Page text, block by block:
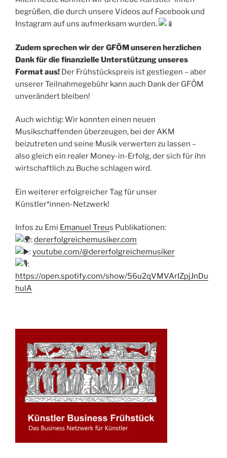
begrüßen, die durch unsere Videos auf Facebook und
Instagram auf uns aufmerksam wurden.
Zudem sprechen wir der GFÖM unseren herzlichen
Dank für die finanzielle Unterstützung unseres
Format aus! Der Frühstückspreis ist gestiegen – aber
unserer Teilnahmegebühr kann auch Dank der GFÖM
unverändert bleiben!
Auch wichtig: Wir konnten einen neuen
Musikschaffenden überzeugen, bei der AKM
beizutreten und seine Musik verwerten zu lassen –
also gleich ein realer Money-in-Erfolg, der sich für ihn
wirtschaftlich zu Buche schlagen wird.
Ein weiterer erfolgreicher Tag für unser
Künstler*innen-Netzwerk!
Infos zu Emi Emanuel Treus Publikationen:
:dererfolgreichemusiker.com
:youtube.com/@dererfolgreichemusiker
:
https://open.spotify.com/show/56u2qVMVArIZpjJnDu
hulA